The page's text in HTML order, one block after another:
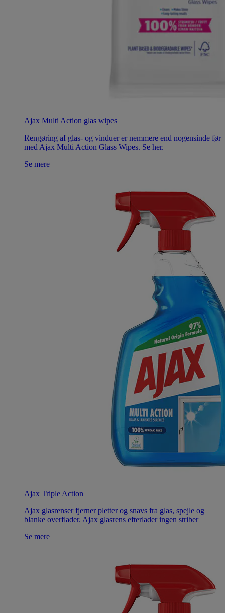
Ajax Multi Action glas wipes
Rengøring af glas- og vinduer er nemmere end nogensinde før
med Ajax Multi Action Glass Wipes. Se her.
Se mere
Ajax Triple Action
Ajax glasrenser fjerner pletter og snavs fra glas, spejle og
blanke overflader. Ajax glasrens efterlader ingen striber
Se mere